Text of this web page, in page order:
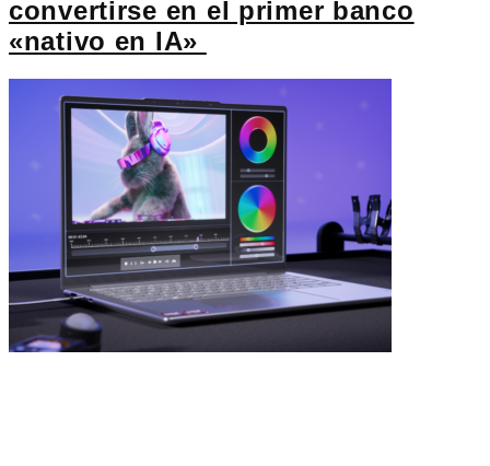
convertirse en el primer banco
«nativo en IA»